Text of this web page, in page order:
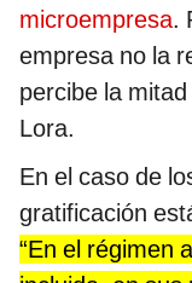
microempresa.
empresa no la
percibe la
Lora.
En el caso de
gratificación
“En el régimen